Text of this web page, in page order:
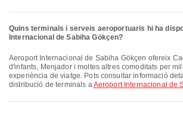
Quins terminals i serveis aeroportuaris hi ha
Internacional de Sabiha Gökçen?
Aeroport Internacional de Sabiha Gökçen ofereix Cadira de rodes, Sala
d'infants, Menjador i moltes altres comoditats per
experiència de viatge. Pots consultar informació
distribució de terminals aAeroport Internacional de